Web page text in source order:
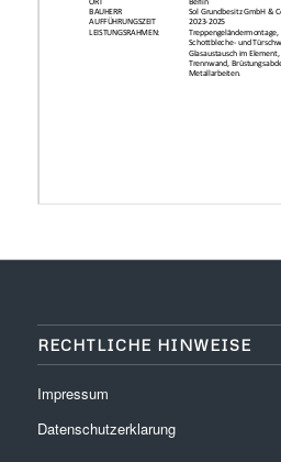
RECHTLICHE HINWEISE
Impressum
Datenschutzerklarung